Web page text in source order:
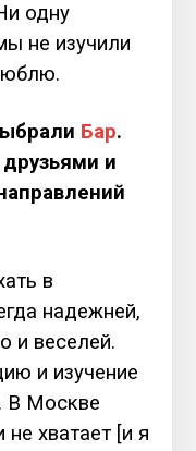
одну
не изучили
Бар.
друзьями и
в
надежней,
и веселей.
и изучение
В Москве
хватает [и я